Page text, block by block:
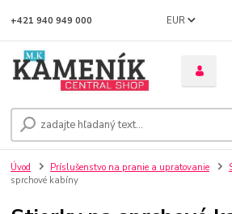
EUR
+421 940 949 000
Úvod Príslušenstvo na pranie a upratovanie
sprchové kabíny